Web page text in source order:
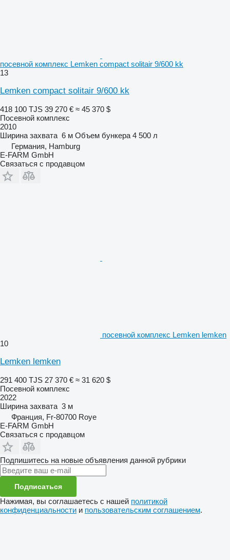
посевной комплекс Lemken compact solitair 9/600 kk
13
Lemken compact solitair 9/600 kk
418 100 TJS 39 270 € ≈ 45 370 $
Посевной комплекс
2010
Ширина захвата 6 м Объем бункера 4 500 л
Германия, Hamburg
E-FARM GmbH
Связаться с продавцом
посевной комплекс Lemken lemken
10
Lemken lemken
291 400 TJS 27 370 € ≈ 31 620 $
Посевной комплекс
2022
Ширина захвата 3 м
Франция, Fr-80700 Roye
E-FARM GmbH
Связаться с продавцом
Подпишитесь на новые объявления данной рубрики
Подписаться
Нажимая, вы соглашаетесь с нашей политикой
конфиденциальности и пользовательским соглашением.